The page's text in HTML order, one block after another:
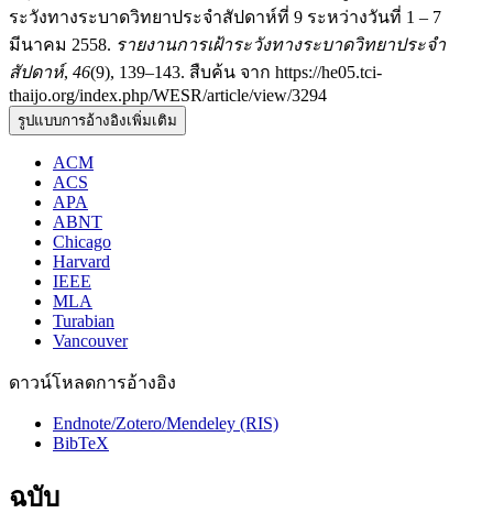
ระวังทางระบาดวิทยาประจำสัปดาห์ที่ 9 ระหว่างวันที่ 1 – 7
มีนาคม 2558. รายงานการเฝ้าระวังทางระบาดวิทยาประจำ
สัปดาห์, 46(9), 139–143. สืบค้น จาก https://he05.tci-
thaijo.org/index.php/WESR/article/view/3294
รูปแบบการอ้างอิงเพิ่มเติม
ACM
ACS
APA
ABNT
Chicago
Harvard
IEEE
MLA
Turabian
Vancouver
ดาวน์โหลดการอ้างอิง
Endnote/Zotero/Mendeley (RIS)
BibTeX
ฉบับ